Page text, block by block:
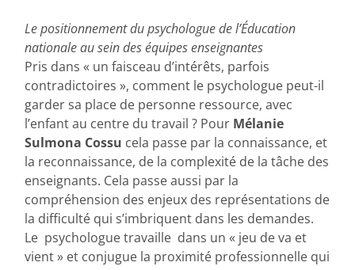
Le positionnement du psychologue de l’Éducation
nationale au sein des équipes enseignantes
Pris dans « un faisceau d’intérêts, parfois
contradictoires », comment le psychologue peut-il
garder sa place de personne ressource, avec
l’enfant au centre du travail ? Pour Mélanie
Sulmona Cossu cela passe par la connaissance, et
la reconnaissance, de la complexité de la tâche des
enseignants. Cela passe aussi par la
compréhension des enjeux des représentations de
la difficulté qui s’imbriquent dans les demandes.
Le psychologue travaille dans un « jeu de va et
vient » et conjugue la proximité professionnelle qui